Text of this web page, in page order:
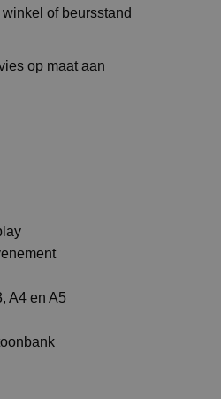
of beursstand
op maat aan
A4 en A5